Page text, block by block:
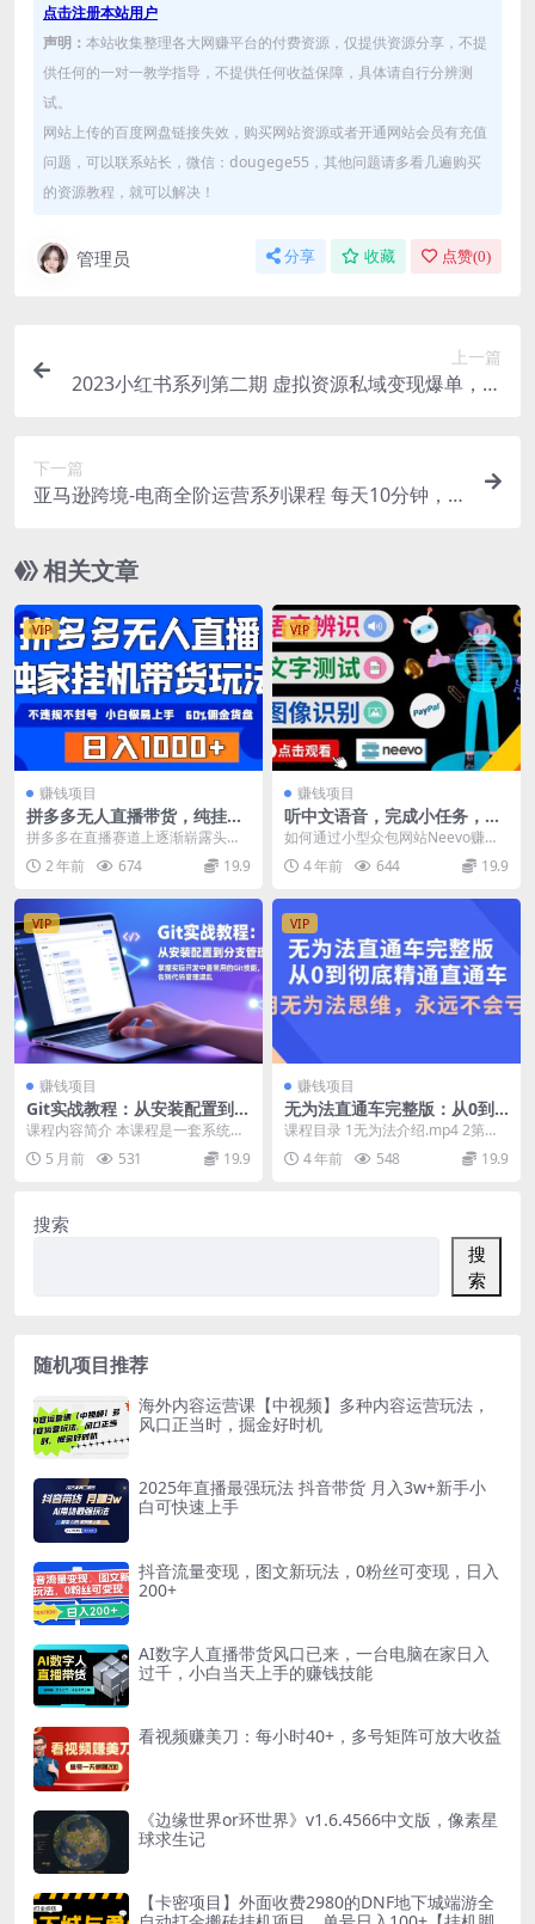
点击注册本站用户
声明： 本站收集整理各大网赚平台的付费资源，仅提供资源分享，不提
供任何的一对一教学指导，不提供任何收益保障，具体请自行分辨测
试。
网站上传的百度网盘链接失效，购买网站资源或者开通网站会员有充值
问题，可以联系站长，微信：dougege55，其他问题请多看几遍购买
的资源教程，就可以解决！
管理员 分享 收藏 点赞(0)
上一篇
2023小红书系列第二期 虚拟资源私域变现爆单，不
下一篇
亚马逊跨境-电商全阶运营系列课程 每天10分钟，
相关文章
VIP
赚钱项目
拼多多无人直播带货，纯挂机
模式，小白极易上手，不违规
不封号， 轻松日入1000+
拼多多在直播赛道上逐渐崭露头
角，通过电脑无人直播带货成为新
宠。新人获得流量扶持，...
2 年前 674 19.9
VIP
赚钱项目
听中文语音，完成小任务，时
薪20美元：如何通过小型众包
如何通过小型众包网站Neevo赚
钱，Neevo的注册方法，任务类型
简介｜正规兼职...
4 年前 644 19.9
VIP
赚钱项目
Git实战教程：从安装配置到分
支管理，掌握实际开发中最常
用的Git技能，告别代码管理混
乱
课程内容简介 本课程是一套系统、
高效的Git版本控制实战教程，涵盖
从零基础入门到...
5 月前 531 19.9
VIP
赚钱项目
无为法直通车完整版：从0到
彻底精通直通车，用无为法思
维，永远不会亏损
课程目录 1无为法介绍.mp4 2第一
节（理论）：如何用PS自己做出高
点击率图....
4 年前 548 19.9
搜索
搜
索
随机项目推荐
海外内容运营课【中视频】多种内容运营玩法，
风口正当时，掘金好时机
2025年直播最强玩法 抖音带货 月入3w+新手小
白可快速上手
抖音流量变现，图文新玩法，0粉丝可变现，日入
200+
AI数字人直播带货风口已来，一台电脑在家日入
过千，小白当天上手的赚钱技能
看视频赚美刀：每小时40+，多号矩阵可放大收益
《边缘世界or环世界》v1.6.4566中文版，像素星
球求生记
【卡密项目】外面收费2980的DNF地下城端游全